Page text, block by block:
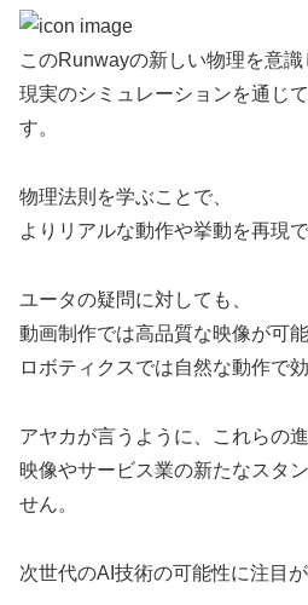
このRunwayの新しい物理を意識
現実のシミュレーションを通じ
す。
物理法則を学ぶことで、
よりリアルな動作や挙動を再現
ユータの疑問に対しても、
動画制作では高品質な映像が可能
ロボティクスでは自然な動作で
アヤカが言うように、これらの進
映像やサービス業の新たなスタ
せん。
次世代のAI技術の可能性に注目が